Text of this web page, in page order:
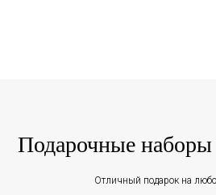
Подарочные
Отличный подарок на